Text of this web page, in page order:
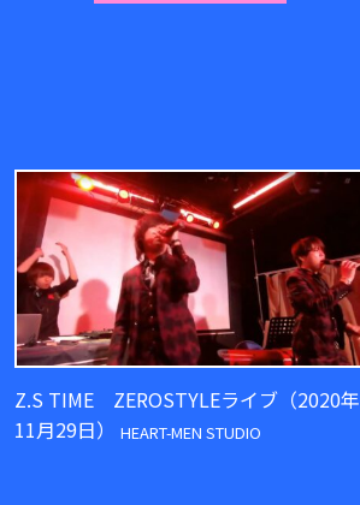
Z.S TIME ZEROSTYLEライブ（2020年
11月29日）HEART-MEN STUDIO